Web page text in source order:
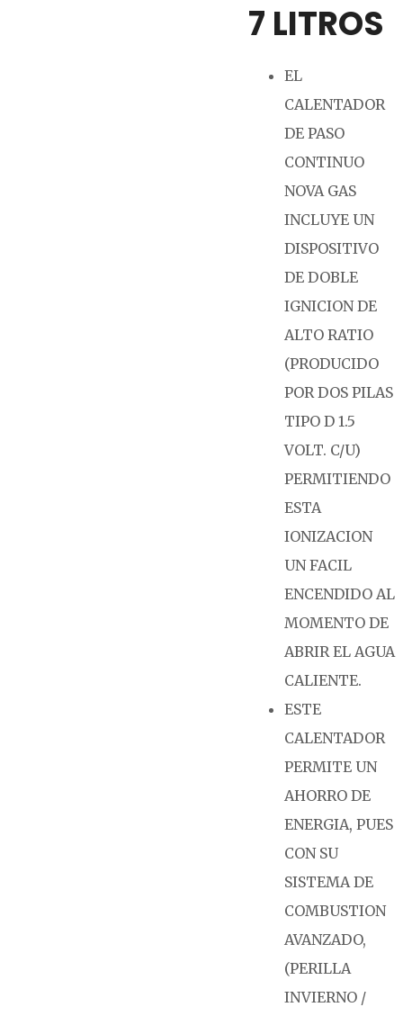
7 LITROS
EL
CALENTADOR
DE PASO
CONTINUO
NOVA GAS
INCLUYE UN
DISPOSITIVO
DE DOBLE
IGNICION DE
ALTO RATIO
(PRODUCIDO
POR DOS PILAS
TIPO D 1.5
VOLT. C/U)
PERMITIENDO
ESTA
IONIZACION
UN FACIL
ENCENDIDO AL
MOMENTO DE
ABRIR EL AGUA
CALIENTE.
ESTE
CALENTADOR
PERMITE UN
AHORRO DE
ENERGIA, PUES
CON SU
SISTEMA DE
COMBUSTION
AVANZADO,
(PERILLA
INVIERNO /